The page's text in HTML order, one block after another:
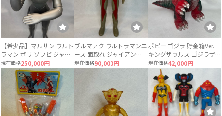
【希少品】マルサン ウルト
ラマン ポリ ソフビ ジャイ
アントサイズ 当時物 約
49〜50cm
現在価格250,000円
ブルマァク ウルトラマンエ
ース 面取れ ジャイアント
サイズ ソフビ
現在価格90,000円
ポピー ゴジラ 貯金箱Ver.
キングザウルス ゴジラザウ
ルス 当時物
現在価格42,000円